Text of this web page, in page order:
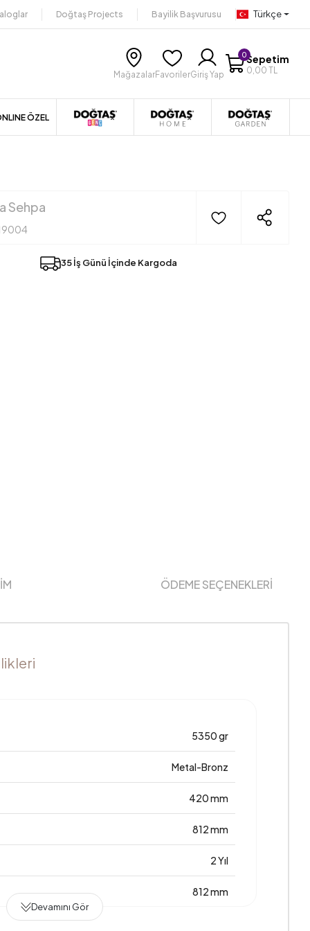
Doğtaş Projects Bayilik Başvurusu Türkçe
MağazalarFavorilerGiriş Yap
0Sepetim
0,00 TL
ÖZEL
Sehpa
35 İş Günü İçinde Kargoda
ÖDEME SEÇENEKLERİ
5350 gr
Metal-Bronz
420 mm
812 mm
2 Yıl
812 mm
Devamını Gör